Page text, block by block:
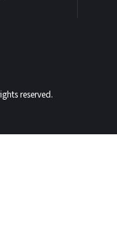
reserved.